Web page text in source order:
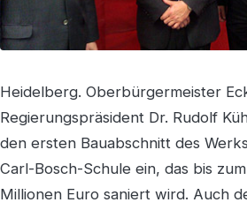
Heidelberg. Oberbürgermeister
Regierungspräsident Dr. Rudolf
den ersten Bauabschnitt des
Carl-Bosch-Schule ein, das bis
Millionen Euro saniert wird. Auch